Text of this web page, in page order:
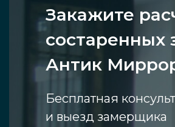
Закажите
состаренных
Антик
Бесплатная
и выезд замерщика